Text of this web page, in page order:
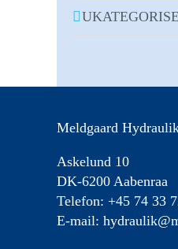
Meldgaard
Askelund 10
DK-6200 Aabenraa
Telefon: +45 74 33
E-mail: